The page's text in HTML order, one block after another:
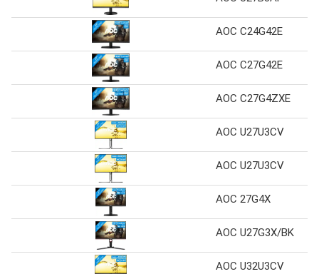
AOC C24G42E
AOC C27G42E
AOC C27G4ZXE
AOC U27U3CV
AOC U27U3CV
AOC 27G4X
AOC U27G3X/BK
AOC U32U3CV